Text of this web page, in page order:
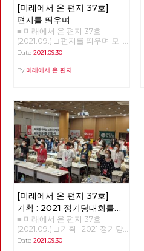
화적으로 디자인해야 한다. 이를
위해서는 수익을 목적으로 하는
민간 자본으로는 이룰 수 없고,
춘천시가 직접 운영하는 완전 공
영제가 필요하다. 우리는 이를
위하여 지난 4년을 줄기차게 싸
워왔다. 이젠 그 결실을 보려 한
결과 공영제 찬성 57%, 준공영
제 23%, 민영제 18%로 공영제
찬성이 압도적으로 높았다. 그리
고 지난 9월 3일 시민주권위원
회는 춘천시내버스 운영 방식을
완전 공영제로 운영할 것을 이재
수 춘천시장에게 권고하였다.
노동당 춘천당협이 선두에서 서
서 “춘천시내버스 문제해결과
완전 공영제를 위한 시민대책위
원회”를 20개의 단체로 구성하
고 일관성을 가지고 노력한 결과
이다. 그럼에도 춘천시는 아직
공영제의 로드맵을 밝히고 있지
않다. 대책위는 10월 25일 성명
제가 명령한 수확량을 채울 수
없음을 알게 된다. 이 명령은 사
실 귀족들로부터 신망이 두터운
아트레이데스 가문을 견제하고
자 하는 황제의 음모였다. 황제
는 하코넨 가문과 비밀 협약을
난의 상태에 빠진 아트레이데스
함께 겨우 빠져나온 폴은 생존과
가문의 복수를 위해 아라키스의
원주민인 프레맨들을 찾아 황량
한 사막을 가로지르게 된다. 한
공상과학 소설 잡지에 연재되다
가 1965년 정식 출판된 공상과
학 소설 <듄>은 “<반지의 제왕>
외에는 견줄 작품이 없는 독창적
인 작품” (아서 C. 클라크), “비판
작품” (칼 세이건) 등 비평적 찬
사를 한 몸에 받은 프랭크 허버
트의 공상과학 소설이다. 높은
비평적 평가는 물론, 2천만 부 이
상이 팔린 세계에서 가장 많이
[미래에서 온 편지 37호]
편지를 띄우며
■ 미래에서 온 편지 37호
(2021.09.) □ 편지를 띄우며 모
두가 어디인가를 향해 열심히 달
나 속도는 제 각각이지만, 심지
니다. 어쩌면 어디로 가야하는지
모르기 때문에, 오히려 더 열심
히 달리는 것인지 모릅니다. 주
위를 둘러보면 모두가 달리고 있
고, 여하간 뒤처지면 안 된다 싶
거든요. 서서히 윤곽을 드러내고
있는 대선경주는 일견 달라 보입
니다. 적어도 당선과 집권이라는
목표가 분명해 보입니다. 하지만
이미 목적을 알 수 없는 경쟁에
지칠 대로 지쳐 있는 많은 이들
에게, 지금의 대선경주는 무의미
합니다. 결과가 드러날수록, 우
리 대부분의 삶은 나아질 것 없
이 오히려 더 나빠질 것이 분명
해질 뿐입니다. 이 의미 없는 모
Date 2021.09.30 |
By 미래에서 온 편지
[미래에서 온 편지 37호]
기획 : 2021 정기당대회를
다녀와서
■ 미래에서 온 편지 37호
(2021.09.) □ 기획 : 2021 정기당
대회를 다녀와서 고미경 광주시
Date 2021.09.30 |